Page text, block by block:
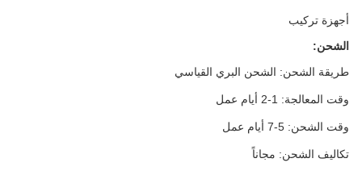
أجهزة تركيب
الشحن:
طريقة الشحن: الشحن البري القياسي
وقت المعالجة: 1-2 أيام عمل
وقت الشحن: 5-7 أيام عمل
تكاليف الشحن: مجاناً